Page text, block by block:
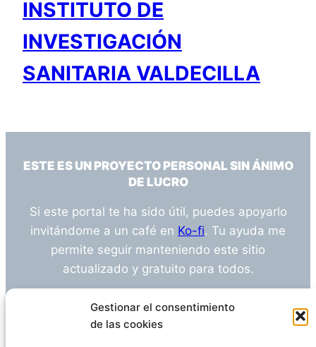
Gestionar el consentimiento
de las cookies
INSTITUTO DE
INVESTIGACIÓN
SANITARIA VALDECILLA
ESTE ES UN PROYECTO PERSONAL SIN ÁNIMO
DE LUCRO
Si este portal te ha sido útil, puedes apoyarlo
invitándome a un café en Ko-fi. Tu ayuda me
permite seguir manteniendo este sitio
actualizado y gratuito para todos.
¿Tienes alguna duda o sugerencia? Escríbeme
info@empleosanitarioinvestigacion.es